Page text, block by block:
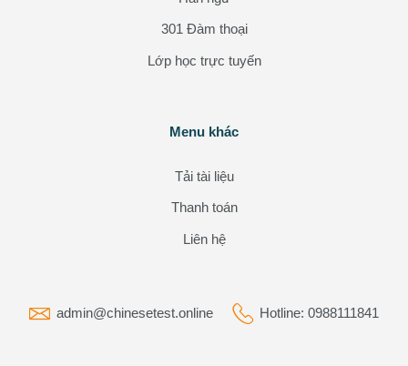
301 Đàm thoại
Lớp học trực tuyến
Menu khác
Tải tài liệu
Thanh toán
Liên hệ
admin@chinesetest.online Hotline: 0988111841